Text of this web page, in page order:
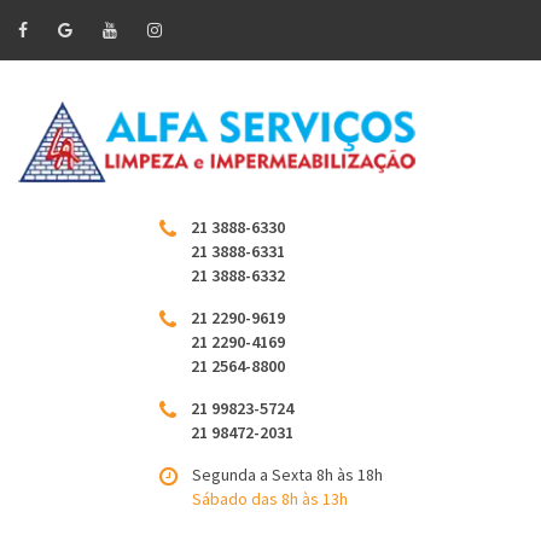
21 3888-6330
21 3888-6331
21 3888-6332
21 2290-9619
21 2290-4169
21 2564-8800
21 99823-5724
21 98472-2031
Segunda a Sexta 8h às 18h
Sábado das 8h às 13h